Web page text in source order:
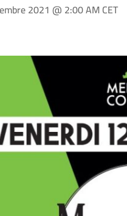
2021 @ 2:00 AMCET